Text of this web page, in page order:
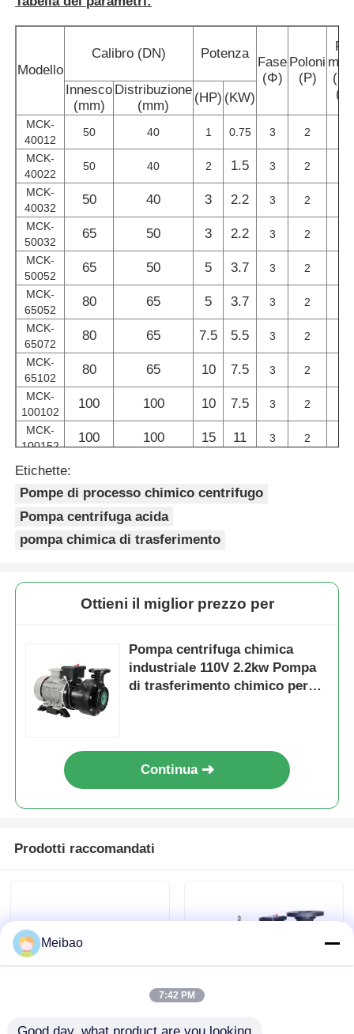
Fatory Tour
Controllo di qualità
Contattaci
notizie
Tutti i casi
Richiedere un preventivo
Pompa di innesco di auto
Pompa magnetica
Pompa verticale
Pompa verticale in acciaio inossidabile
Filtro liquido chimico
Pompa di diaframma pneumatica
Pompa di dosaggio di misura
Modello
Calibro (DN) Potenza
Fase
(Φ)
Poloni
(P)
Innesco
(mm)
Distribuzione
(mm)
(HP) (KW)
MCK-
40012
50 40 1 0.75 3 2
MCK-
40022
50 40 2 1.5 3 2
MCK-
40032
50 40 3 2.2 3 2
MCK-
50032
65 50 3 2.2 3 2
MCK-
50052
65 50 5 3.7 3 2
MCK-
65052
80 65 5 3.7 3 2
MCK-
65072
80 65 7.5 5.5 3 2
MCK-
65102
80 65 10 7.5 3 2
MCK-
100102
100 100 10 7.5 3 2
MCK-
100152
100 100 15 11 3 2
MCK-
100202
Etichette:
Pompe di processo chimico centrifugo
Pompa centrifuga acida
pompa chimica di trasferimento
Ottieni il miglior prezzo per
Pompa centrifuga chimica
industriale 110V 2.2kw Pompa
di trasferimento chimico per
Continua
Prodotti raccomandati
Meibao
7:42 PM